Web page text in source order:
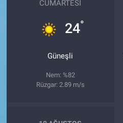
CUMARTESI
24°
Güneşli
Nem: %82
Rüzgar: 2.89 m/s